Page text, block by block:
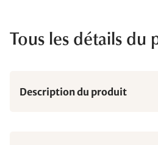
Tous les détails du
Description du produit